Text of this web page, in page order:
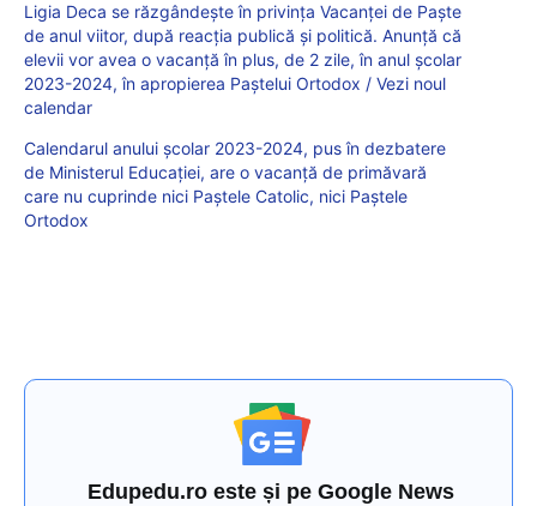
Ligia Deca se răzgândește în privința Vacanței de Paște
de anul viitor, după reacția publică și politică. Anunță că
elevii vor avea o vacanță în plus, de 2 zile, în anul școlar
2023-2024, în apropierea Paștelui Ortodox / Vezi noul
calendar
Calendarul anului școlar 2023-2024, pus în dezbatere
de Ministerul Educației, are o vacanță de primăvară
care nu cuprinde nici Paștele Catolic, nici Paștele
Ortodox
Edupedu.ro este și pe Google News